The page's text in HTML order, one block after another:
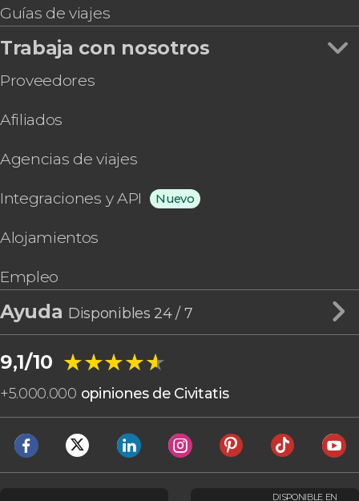
Guías de viajes
Trabaja con nosotros
Proveedores
Afiliados
Agencias de viajes
Integraciones y API Nuevo
Alojamientos
Empleo
Ayuda Disponibles 24 / 7
9,1/10 ★★★★★
★★★★★
+5.000.000 opiniones de Civitatis
DISPONIBLE EN